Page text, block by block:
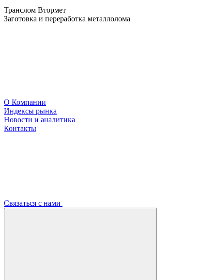
Транслом Втормет
Заготовка и переработка металлолома
О Компании
Индексы рынка
Новости и аналитика
Контакты
Связаться с нами